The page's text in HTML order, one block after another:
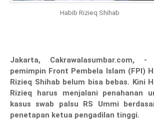
Habib Rizieq Shihab
Jakarta, Cakrawalasumbar.com, -
pemimpin Front Pembela Islam (FPI)
Rizieq Shihab belum bisa bebas. Kini
Rizieq harus menjalani penahanan
kasus swab palsu RS Ummi
penetapan ketua pengadilan tinggi.